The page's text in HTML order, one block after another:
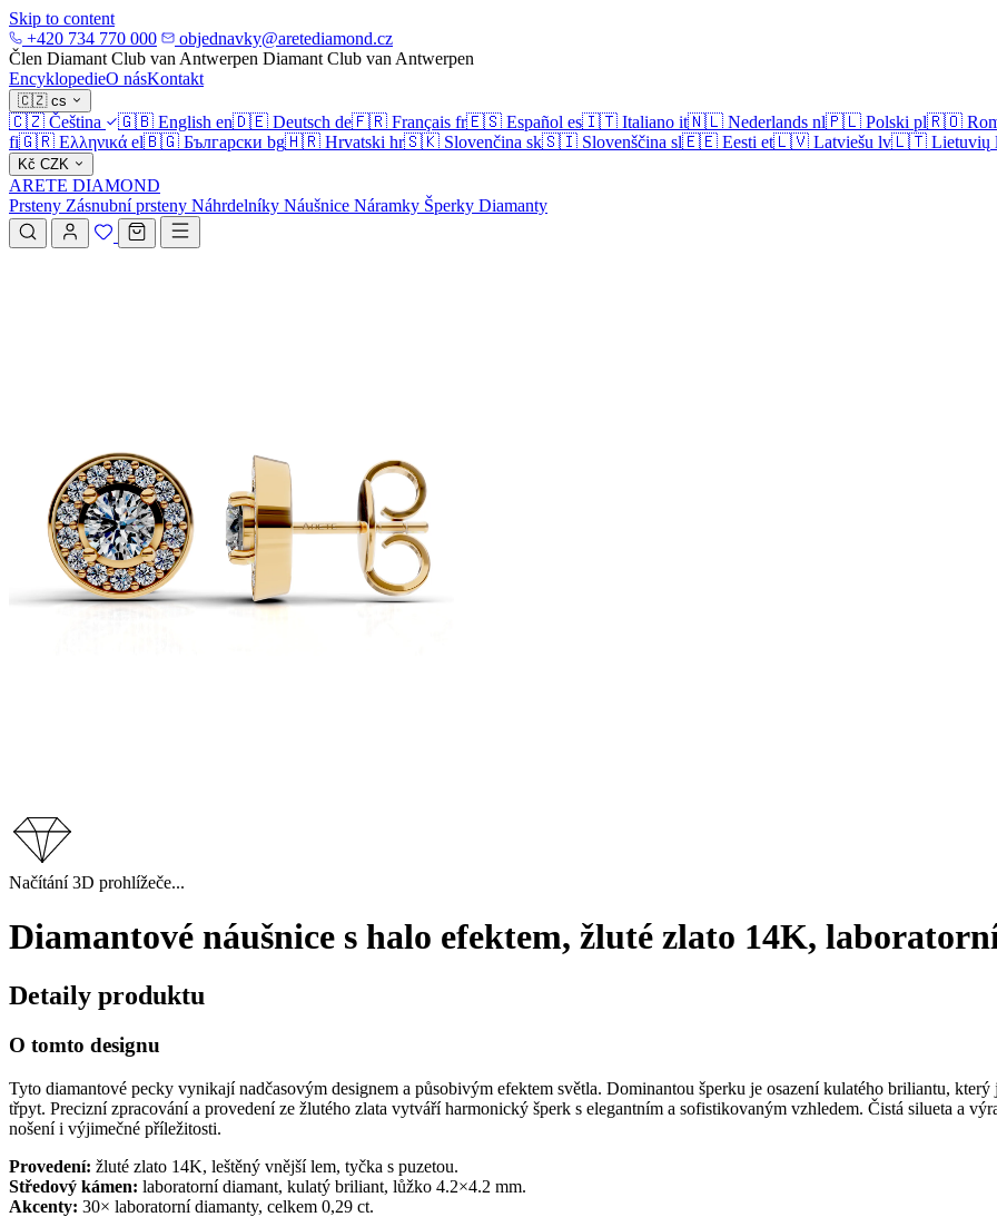
Skip to content
+420 734 770 000
objednavky@aretediamond.cz
Člen Diamant Club van Antwerpen Diamant Club van Antwerpen
EncyklopedieO násKontakt
🇨🇿 cs
🇨🇿 Čeština 🇬🇧 English en🇩🇪 Deutsch de🇫🇷 Français fr🇪🇸 Español es🇮🇹 Italiano it🇳🇱 Nederlands nl🇵🇱 Polski pl🇷🇴
fi🇬🇷 Ελληνικά el🇧🇬 Български bg🇭🇷 Hrvatski hr🇸🇰 Slovenčina sk🇸🇮 Slovenščina sl🇪🇪 Eesti et🇱🇻 Latviešu lv🇱🇹 Lietuvių
Kč CZK
ARETE DIAMOND
Prsteny Zásnubní prsteny Náhrdelníky Náušnice Náramky Šperky Diamanty
Načítání 3D prohlížeče...
Diamantové náušnice s halo efektem, žluté zlato 14K,
Detaily produktu
O tomto designu
Tyto diamantové pecky vynikají nadčasovým designem a působivým efektem světla. Dominantou šperku je osazení kulatého briliantu,
třpyt. Precizní zpracování a provedení ze žlutého zlata vytváří harmonický šperk s elegantním a sofistikovaným vzhledem. Čistá silueta a
nošení i výjimečné příležitosti.
Provedení: žluté zlato 14K, leštěný vnější lem, tyčka s puzetou.
Středový kámen: laboratorní diamant, kulatý briliant, lůžko 4.2×4.2 mm.
Akcenty: 30× laboratorní diamanty, celkem 0,29 ct.